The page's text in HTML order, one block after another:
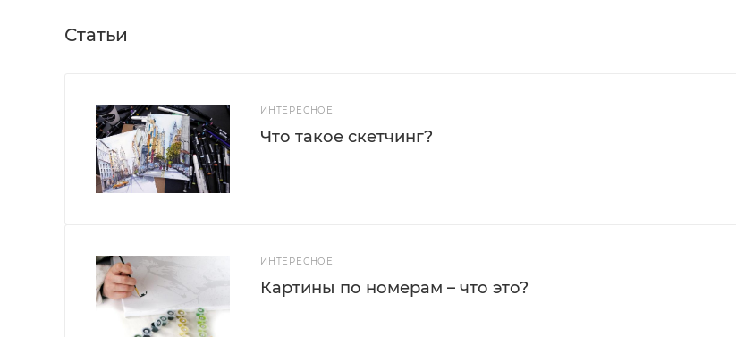
Статьи
ИНТЕРЕСНОЕ
Что такое скетчинг?
ИНТЕРЕСНОЕ
Картины по номерам – что это?